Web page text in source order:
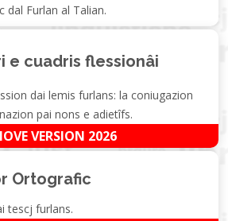
dal Furlan al Talian.
e cuadris flessionâi
dai lemis furlans: la coniugazion
pai nons e adietîfs.
VERSION 2026
Ortografic
tescj furlans.